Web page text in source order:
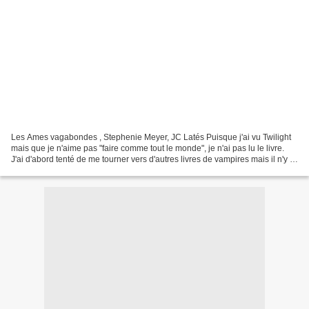
Les Ames vagabondes , Stephenie Meyer, JC Latés Puisque j'ai vu Twilight
mais que je n'aime pas "faire comme tout le monde", je n'ai pas lu le livre.
J'ai d'abord tenté de me tourner vers d'autres livres de vampires mais il n'y a